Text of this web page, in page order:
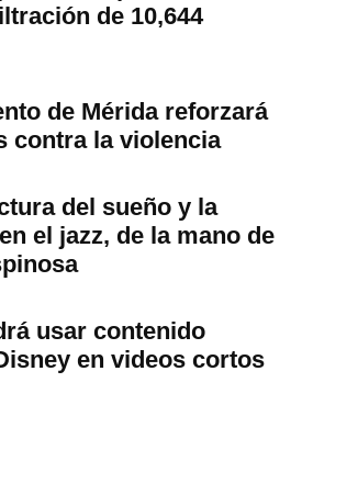
de 10,644
de Mérida reforzará
contra la violencia
del sueño y la
el jazz, de la mano de
usar contenido
en videos cortos